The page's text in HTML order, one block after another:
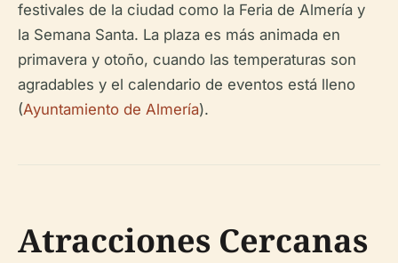
festivales de la ciudad como la Feria de Almería y
la Semana Santa. La plaza es más animada en
primavera y otoño, cuando las temperaturas son
agradables y el calendario de eventos está lleno
(Ayuntamiento de Almería).
Atracciones Cercanas